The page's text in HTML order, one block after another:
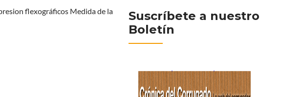
flexográficos Medida de la
Suscríbete a nuestro
Boletín